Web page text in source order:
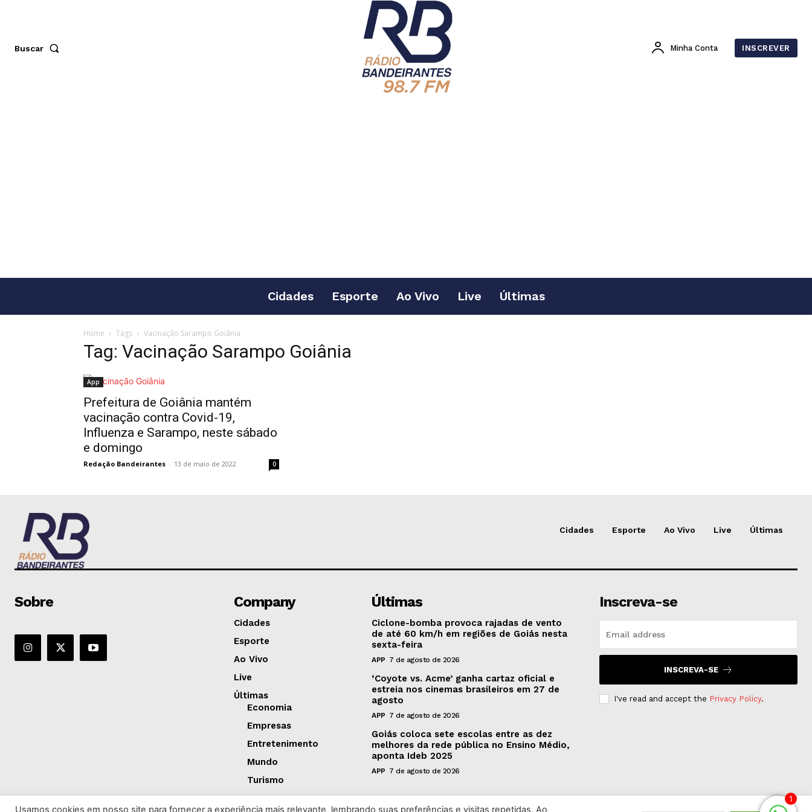
Buscar Minha Conta INSCREVER
Cidades Esporte Ao Vivo Live Últimas
Home Tags Vacinação Sarampo Goiânia
Tag: Vacinação Sarampo Goiânia
App
Prefeitura de Goiânia mantém
vacinação contra Covid-19,
Influenza e Sarampo, neste sábado
e domingo
Redação Bandeirantes - 13 de maio de 2022 0
Cidades Esporte Ao Vivo Live Últimas
Sobre Company
Cidades
Esporte
Ao Vivo
Live
Últimas
Economia
Empresas
Entretenimento
Mundo
Turismo
Últimas
Ciclone-bomba provoca rajadas de vento
de até 60 km/h em regiões de Goiás nesta
sexta-feira
APP 7 de agosto de 2026
‘Coyote vs. Acme’ ganha cartaz oficial e
estreia nos cinemas brasileiros em 27 de
agosto
APP 7 de agosto de 2026
Goiás coloca sete escolas entre as dez
melhores da rede pública no Ensino Médio,
aponta Ideb 2025
APP 7 de agosto de 2026
Inscreva-se
INSCREVA-SE
I've read and accept the Privacy Policy.
1
Usamos cookies em nosso site para fornecer a experiência mais relevante, lembrando suas preferências e visitas repetidas. Ao